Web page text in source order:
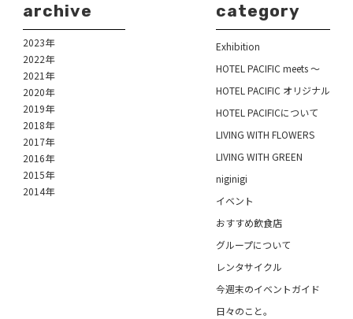
archive
2023年
2022年
2021年
2020年
2019年
2018年
2017年
2016年
2015年
2014年
category
Exhibition
HOTEL PACIFIC meets ～
HOTEL PACIFIC オリジナル
HOTEL PACIFICについて
LIVING WITH FLOWERS
LIVING WITH GREEN
niginigi
イベント
おすすめ飲食店
グループについて
レンタサイクル
今週末のイベントガイド
日々のこと。